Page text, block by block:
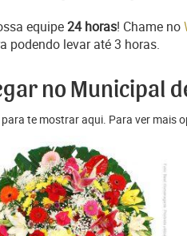
equipe24 horas! Chame no
podendo levar até 3 horas.
no Municipal
te mostrar aqui. Para ver mais